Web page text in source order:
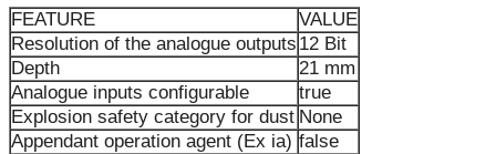
FEATURE
VALUE
Resolution of the analogue outputs 12 Bit
Depth
21 mm
Analogue inputs configurable
true
Explosion safety category for dust None
Appendant operation agent (Ex ia) false